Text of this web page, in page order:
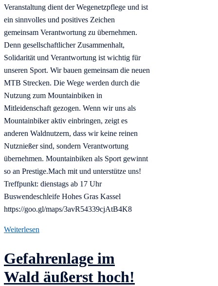
Veranstaltung dient der Wegenetzpflege und ist
ein sinnvolles und positives Zeichen
gemeinsam Verantwortung zu übernehmen.
Denn gesellschaftlicher Zusammenhalt,
Solidarität und Verantwortung ist wichtig für
unseren Sport. Wir bauen gemeinsam die neuen
MTB Strecken. Die Wege werden durch die
Nutzung zum Mountainbiken in
Mitleidenschaft gezogen. Wenn wir uns als
Mountainbiker aktiv einbringen, zeigt es
anderen Waldnutzern, dass wir keine reinen
Nutznießer sind, sondern Verantwortung
übernehmen. Mountainbiken als Sport gewinnt
so an Prestige.Mach mit und unterstütze uns!
Treffpunkt: dienstags ab 17 Uhr
Buswendeschleife Hohes Gras Kassel
https://goo.gl/maps/3avR54339cjAtB4K8
Weiterlesen
Gefahrenlage im
Wald äußerst hoch!